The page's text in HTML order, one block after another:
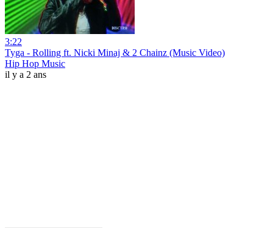
3:22
Tyga - Rolling ft. Nicki Minaj & 2 Chainz (Music Video)
Hip Hop Music
il y a 2 ans